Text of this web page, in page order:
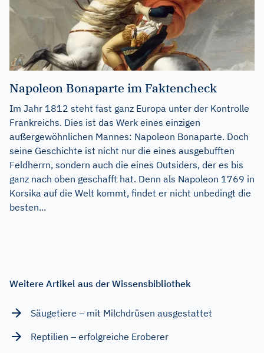
Napoleon Bonaparte im Faktencheck
Im Jahr 1812 steht fast ganz Europa unter der Kontrolle
Frankreichs. Dies ist das Werk eines einzigen
außergewöhnlichen Mannes: Napoleon Bonaparte. Doch
seine Geschichte ist nicht nur die eines ausgebufften
Feldherrn, sondern auch die eines Outsiders, der es bis
ganz nach oben geschafft hat. Denn als Napoleon 1769 in
Korsika auf die Welt kommt, findet er nicht unbedingt die
besten...
Weitere Artikel aus der Wissensbibliothek
Säugetiere – mit Milchdrüsen ausgestattet
Reptilien – erfolgreiche Eroberer